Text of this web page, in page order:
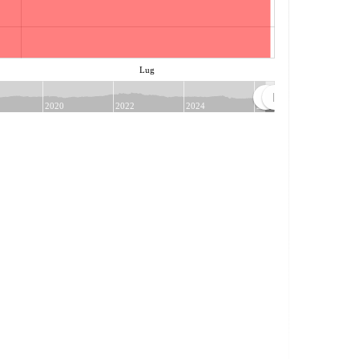
Lug
2020 2022 2024 2026